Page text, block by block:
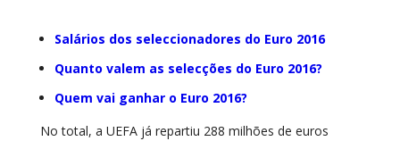
Salários dos seleccionadores do Euro 2016
Quanto valem as selecções do Euro 2016?
Quem vai ganhar o Euro 2016?
No total, a UEFA já repartiu 288 milhões de euros